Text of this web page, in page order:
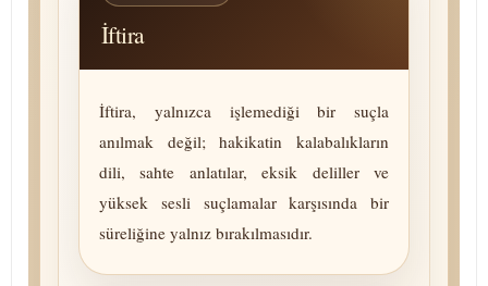
İftira
İftira, yalnızca işlemediği bir suçla
anılmak değil; hakikatin kalabalıkların
dili, sahte anlatılar, eksik deliller ve
yüksek sesli suçlamalar karşısında bir
süreliğine yalnız bırakılmasıdır.